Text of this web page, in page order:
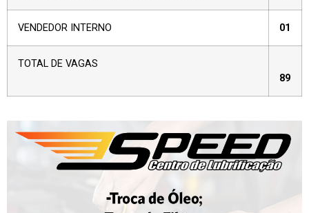
VENDEDOR INTERNO 01
TOTAL DE VAGAS
89